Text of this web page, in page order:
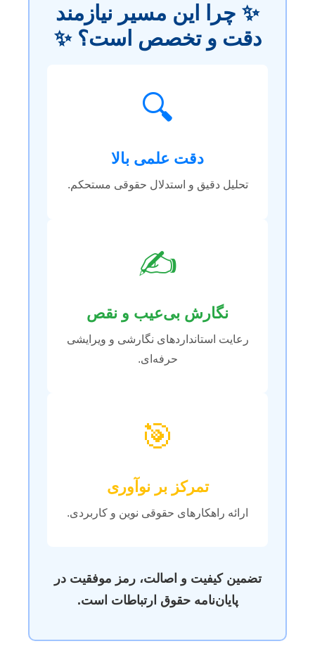
✨ چرا این مسیر نیازمند
دقت و تخصص است؟ ✨
🔍
دقت علمی بالا
تحلیل دقیق و استدلال حقوقی مستحکم.
✍️
نگارش بی‌عیب و نقص
رعایت استانداردهای نگارشی و ویرایشی
حرفه‌ای.
🎯
تمرکز بر نوآوری
ارائه راهکارهای حقوقی نوین و کاربردی.
تضمین کیفیت و اصالت، رمز موفقیت در
پایان‌نامه حقوق ارتباطات است.